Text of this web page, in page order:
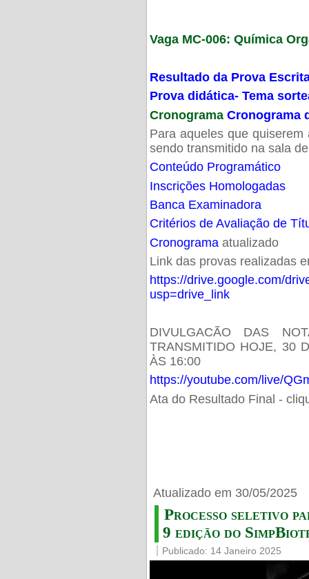
Vaga MC-006: Química
Resultado da Prova
Prova didática- Tema
Cronograma Cronograma
Para aqueles que
sendo transmitido na sala
Conteúdo Programático
Inscrições Homologadas
Banca Examinadora
Critérios de Avaliação de
Cronogramaatualizado
Link das provas realizadas
https://drive.google.com/
usp=drive_link
DIVULGACÃO DAS
TRANSMITIDO HOJE, 30
ÀS 16:00
https://youtube.com/live/
Ata do Resultado Final -
Atualizado em 30/05/2025
Processo seletivo
9 edição do
Publicado: 14 Janeiro 2025